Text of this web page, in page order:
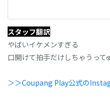
スタッフ翻訳
やばいイケメンすぎる
口開けて拍手だけしちゃうって
＞＞Coupang Play公式の